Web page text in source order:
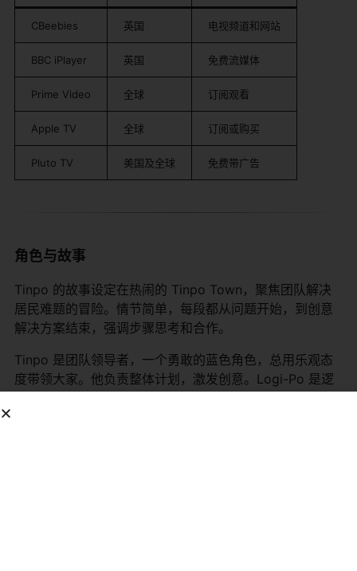
CBeebies 英国 电视频道和网站
BBC iPlayer 英国 免费流媒体
Prime Video 全球 订阅观看
Apple TV 全球 订阅或购买
Pluto TV 美国及全球 免费带广告
角色与故事
Tinpo 的故事设定在热闹的 Tinpo Town，聚焦团队解决
居民难题的冒险。情节简单，每段都从问题开始，到创意
解决方案结束，强调步骤思考和合作。
Tinpo 是团队领导者，一个勇敢的蓝色角色，总用乐观态
度带领大家。他负责整体计划，激发创意。Logi-Po 是逻